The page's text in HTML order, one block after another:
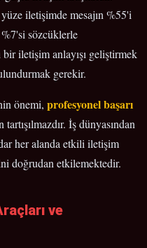
iletişimde mesajın %55'i
sözcüklerle
iletişim anlayışı geliştirmek
gerekir.
önemi, profesyonel başarı
İş dünyasından
her alanda etkili iletişim
doğrudan etkilemektedir.
ve